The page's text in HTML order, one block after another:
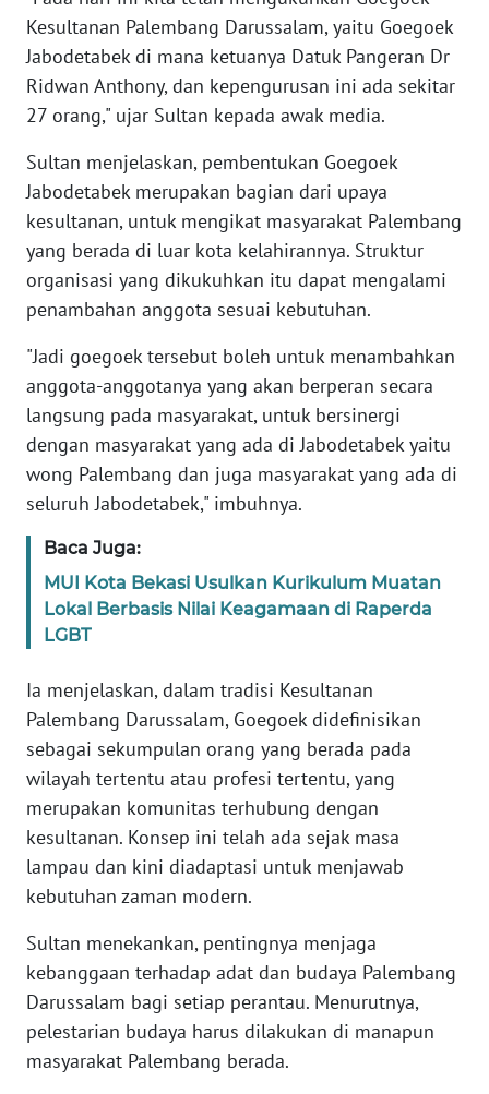
Kesultanan Palembang Darussalam, yaitu Goegoek
Jabodetabek di mana ketuanya Datuk Pangeran Dr
Ridwan Anthony, dan kepengurusan ini ada sekitar
27 orang," ujar Sultan kepada awak media.
Sultan menjelaskan, pembentukan Goegoek
Jabodetabek merupakan bagian dari upaya
kesultanan, untuk mengikat masyarakat Palembang
yang berada di luar kota kelahirannya. Struktur
organisasi yang dikukuhkan itu dapat mengalami
penambahan anggota sesuai kebutuhan.
"Jadi goegoek tersebut boleh untuk menambahkan
anggota-anggotanya yang akan berperan secara
langsung pada masyarakat, untuk bersinergi
dengan masyarakat yang ada di Jabodetabek yaitu
wong Palembang dan juga masyarakat yang ada di
seluruh Jabodetabek," imbuhnya.
Baca Juga:
MUI Kota Bekasi Usulkan Kurikulum Muatan
Lokal Berbasis Nilai Keagamaan di Raperda
LGBT
Ia menjelaskan, dalam tradisi Kesultanan
Palembang Darussalam, Goegoek didefinisikan
sebagai sekumpulan orang yang berada pada
wilayah tertentu atau profesi tertentu, yang
merupakan komunitas terhubung dengan
kesultanan. Konsep ini telah ada sejak masa
lampau dan kini diadaptasi untuk menjawab
kebutuhan zaman modern.
Sultan menekankan, pentingnya menjaga
kebanggaan terhadap adat dan budaya Palembang
Darussalam bagi setiap perantau. Menurutnya,
pelestarian budaya harus dilakukan di manapun
masyarakat Palembang berada.
RIAU
WN
SERAMBI
JAMBI
WN
SULTRA
WN
WN
SULTENG
WN
SULBAR
WN
BABEL
WN
WN
SUMSEL
WN
BENGKULU
WN
LAMPUNG
WN
JATENG
WN
NUSANTARA